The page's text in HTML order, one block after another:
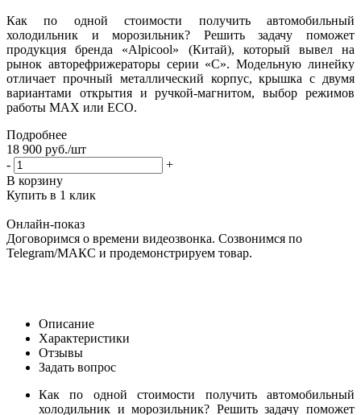
Как по одной стоимости получить автомобильный
холодильник и морозильник? Решить задачу поможет
продукция бренда «Alpicool» (Китай), который вывел на
рынок авторефрижераторы серии «С». Модельную линейку
отличает прочный металлический корпус, крышка с двумя
вариантами открытия и ручкой-магнитом, выбор режимов
работы MAX или ECO.
Подробнее
18 900 руб./шт
-
+
В корзину
Купить в 1 клик
Онлайн-показ
Договоримся о времени видеозвонка. Созвонимся по
Telegram/МАКС и продемонстрируем товар.
Описание
Характеристики
Отзывы
Задать вопрос
Как по одной стоимости получить автомобильный
холодильник и морозильник? Решить задачу поможет